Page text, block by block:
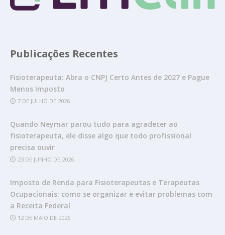
Publicações Recentes
Fisioterapeuta: Abra o CNPJ Certo Antes de 2027 e Pague
Menos Imposto
7 DE JULHO DE 2026
Quando Neymar parou tudo para agradecer ao
fisioterapeuta, ele disse algo que todo profissional
precisa ouvir
23 DE JUNHO DE 2026
Imposto de Renda para Fisioterapeutas e Terapeutas
Ocupacionais: como se organizar e evitar problemas com
a Receita Federal
12 DE MAIO DE 2026